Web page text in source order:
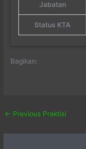
Jabatan
Status KTA
Bagikan:
← Previous Praktisi